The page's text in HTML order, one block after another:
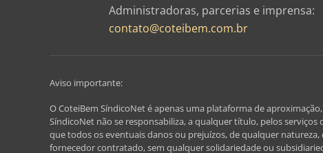
Administradoras, parcerias e imprensa:
contato@coteibem.com.br
Aviso importante:
O CoteiBem SíndicoNet é apenas uma plataforma de
SíndicoNet não se responsabiliza, a qualquer título, pelos
que todos os eventuais danos ou prejuízos, de qualquer
fornecedor contratado, sem qualquer solidariedade ou